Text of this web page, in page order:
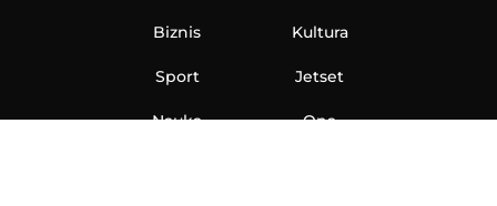
Biznis
Sport
Nauka
Kultura
Jetset
Ona